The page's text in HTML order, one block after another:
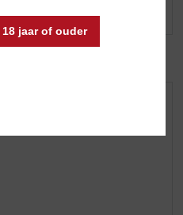
jaar of ouder